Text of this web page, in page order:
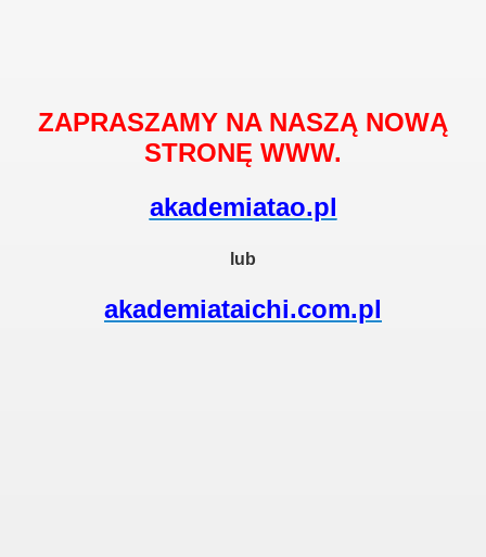
ZAPRASZAMY NA NASZĄ NOWĄ
STRONĘ WWW.
akademiatao.pl
lub
akademiataichi.com.pl